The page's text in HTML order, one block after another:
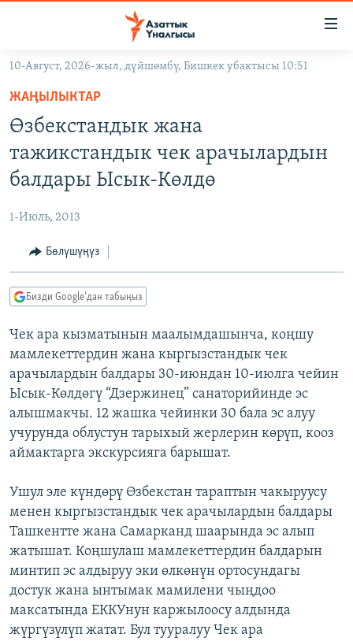
Навигацияга
өтүңүз
Издөөгө
салыңыз
КЫРГЫЗСТАН
МАДАНИЯТ
УКРАИНА
ТВ ПРОГРАММАЛАР
БҮГҮН АЗАТТЫКТА
ДАНИСТЕ
ЭЖЕ-СИҢДИЛЕР
АЗАТТЫК+
ЫҢГАЙСЫЗ СУРООЛОР
ПОДКАСТ
ОНЛАЙН ШЕРИНЕ
10-Август, 2026-жыл, дүйшөмбү, Бишкек убактысы 10:51
ЖАҢЫЛЫКТАР
Өзбекстандык жана
тажикстандык чек арачылардын
балдары Ысык-Көлдө
1-Июль, 2013
Бөлүшүңүз
Бизди Google'дан табыңыз
Чек ара кызматынын маалымдашынча, коңшу
мамлекеттердин жана кыргызстандык чек
арачылардын балдары 30-июндан 10-июлга чейин
Ысык-Көлдөгү “Дзержинец” санаторийинде эс
алышмакчы. 12 жашка чейинки 30 бала эс алуу
учурунда облустун тарыхый жерлерин көрүп, кооз
аймактарга экскурсияга барышат.
Ушул эле күндөрү Өзбекстан тараптын чакыруусу
менен кыргызстандык чек арачылардын балдары
Ташкентте жана Самарканд шаарында эс алып
жатышат. Коңшулаш мамлекеттердин балдарын
минтип эс алдыруу эки өлкөнүн ортосундагы
достук жана ынтымак мамилени чыңдоо
максатында ЕККУнун каржылоосу алдында
жүргүзүлүп жатат. Бул тууралуу Чек ара